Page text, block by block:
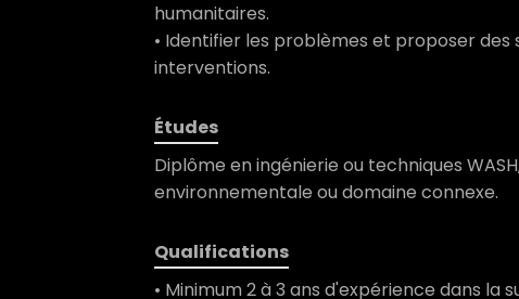
humanitaires.
• Identifier les problèmes et proposer
interventions.
Études
Diplôme en ingénierie ou techniques
environnementale ou domaine connexe.
Qualifications
• Minimum 2 à 3 ans d'expérience dans la